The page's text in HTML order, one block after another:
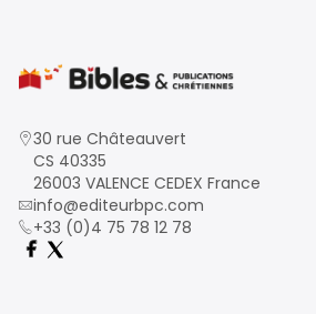
30 rue Châteauvert
CS 40335
26003 VALENCE CEDEX France
info@editeurbpc.com
+33 (0)4 75 78 12 78